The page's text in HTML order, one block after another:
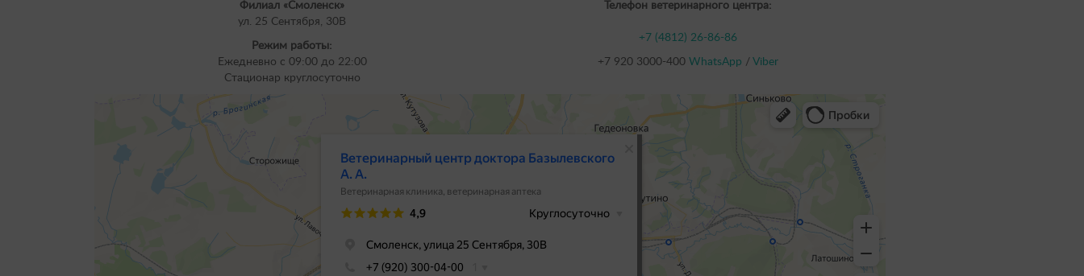
Филиал «Смоленск»
ул. 25 Сентября, 30В
Режим работы:
Ежедневно с 09:00 до 22:00
Cтационар круглосуточно
Телефон ветеринарного центра:
+7 (4812) 26-86-86
+7 920 3000-400 WhatsApp / Viber